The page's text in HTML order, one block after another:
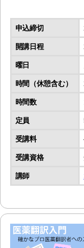
申込締切
開講日程
曜日
時間（休憩含む）
時間数
定員
受講料
受講資格
講師